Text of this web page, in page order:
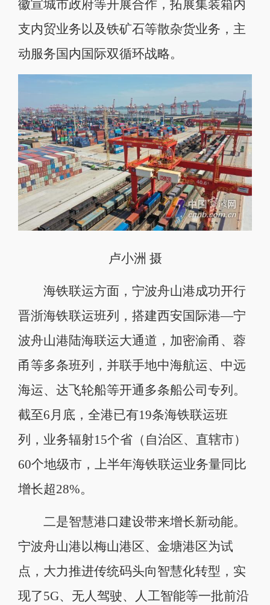
徽宣城市政府等开展合作，拓展集装箱内
支内贸业务以及铁矿石等散杂货业务，主
动服务国内国际双循环战略。
卢小洲 摄
海铁联运方面，宁波舟山港成功开行
晋浙海铁联运班列，搭建西安国际港—宁
波舟山港陆海联运大通道，加密渝甬、蓉
甬等多条班列，并联手地中海航运、中远
海运、达飞轮船等开通多条船公司专列。
截至6月底，全港已有19条海铁联运班
列，业务辐射15个省（自治区、直辖市）
60个地级市，上半年海铁联运业务量同比
增长超28%。
二是智慧港口建设带来增长新动能。
宁波舟山港以梅山港区、金塘港区为试
点，大力推进传统码头向智慧化转型，实
现了5G、无人驾驶、人工智能等一批前沿